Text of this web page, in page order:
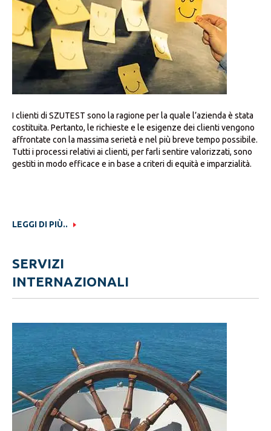
I clienti di SZUTEST sono la ragione per la quale l’azienda è stata
costituita. Pertanto, le richieste e le esigenze dei clienti vengono
affrontate con la massima serietà e nel più breve tempo possibile.
Tutti i processi relativi ai clienti, per farli sentire valorizzati, sono
gestiti in modo efficace e in base a criteri di equità e imparzialità.
LEGGI DI PIÙ..
SERVIZI
INTERNAZIONALI